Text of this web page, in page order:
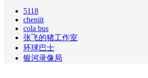
5118
cheniit
cola bus
张飞的猪工作室
环球巴士
银河录像局